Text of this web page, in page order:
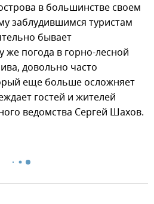
в большинстве своем
заблудившимся туристам
бывает
погода в горно-лесной
довольно часто
еще больше осложняет
гостей и жителей
ведомства Сергей Шахов.